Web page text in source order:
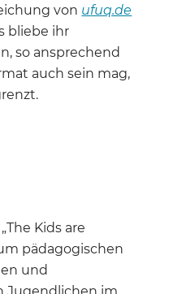
von ufuq.de
bliebe ihr
so ansprechend
auch sein mag,
Kids are
pädagogischen
und